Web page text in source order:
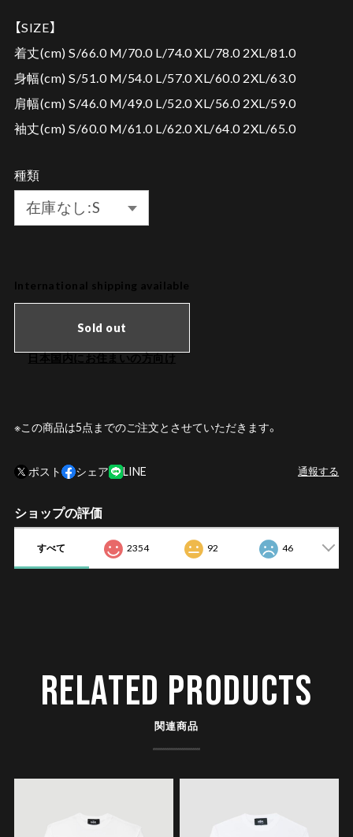
【SIZE】
着丈(cm) S/66.0 M/70.0 L/74.0 XL/78.0 2XL/81.0
身幅(cm) S/51.0 M/54.0 L/57.0 XL/60.0 2XL/63.0
肩幅(cm) S/46.0 M/49.0 L/52.0 XL/56.0 2XL/59.0
袖丈(cm) S/60.0 M/61.0 L/62.0 XL/64.0 2XL/65.0
種類
International shipping available
Sold out
日本国内にお住まいの方向け
※この商品は5点までのご注文とさせていただきます。
ポスト シェア LINE 通報する
ショップの評価
すべて 2354 92 46
RELATED PRODUCTS
関連商品